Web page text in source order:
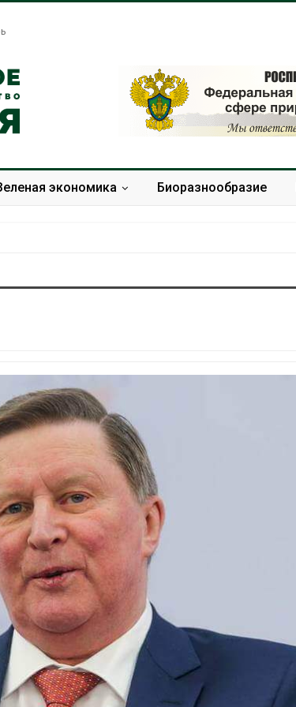
экономика Биоразнообразие
В китайской провинции
Шэньси из-за паводков
эвакуировали более 140
тыс. человек
2026
МЕГА и ВкусВилл
установили
экообменники для сбора
вторсырья
2026
Учёные предложили
получать питьевую воду
из воздуха с помощью
ветра
2026
Приложение «Экопульс»
для контроля мусорных
площадок запустят в
Авг 6, 2026